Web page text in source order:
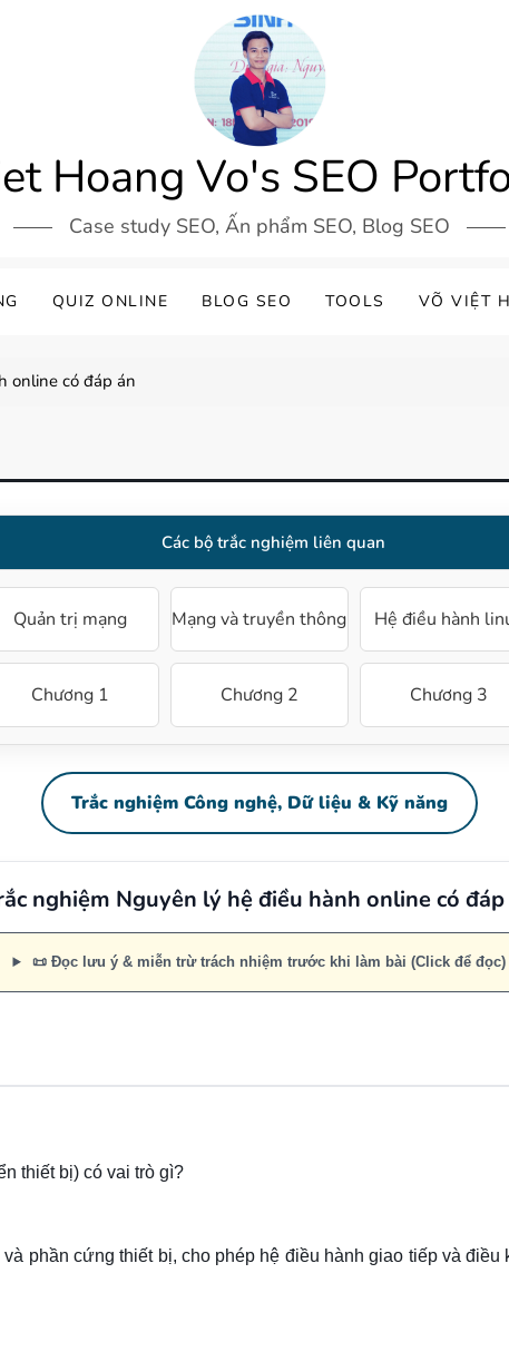
Hoang Vo's SEO
Case study SEO, Ấn phẩm SEO, Blog SEO
QUIZ ONLINE BLOG SEO TOOLS VÕ VIỆT
online có đáp án
Các bộ trắc nghiệm liên quan
Quản trị mạng Mạng và truyền thông Hệ điều hành
Chương 1 Chương 2 Chương 3
Trắc nghiệm Công nghệ, Dữ liệu & Kỹ năng
nghiệm Nguyên lý hệ điều hành online có đáp
📜 Đọc lưu ý & miễn trừ trách nhiệm trước khi làm bài (Click để đọc)
thiết bị) có vai trò gì?
phần cứng thiết bị, cho phép hệ điều hành giao tiếp và điều